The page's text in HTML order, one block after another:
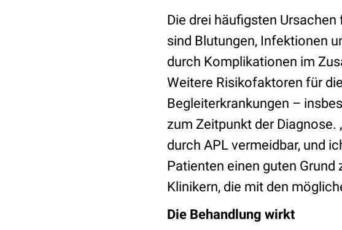
Die drei häufigsten
sind Blutungen, Infektionen
durch Komplikationen im
Weitere Risikofaktoren für
Begleiterkrankungen –
zum Zeitpunkt der
durch APL vermeidbar, und
Patienten einen guten Grund
Klinikern, die mit den
Die Behandlung wirkt